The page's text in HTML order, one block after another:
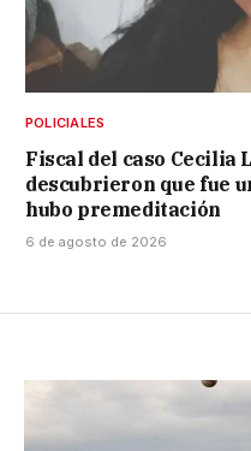
POLICIALES
Fiscal del caso Cecilia
descubrieron que fue
hubo premeditación
6 de agosto de 2026